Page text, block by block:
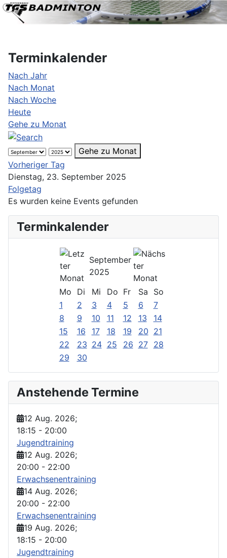
Terminkalender
Nach Jahr
Nach Monat
Nach Woche
Heute
Gehe zu Monat
Gehe zu Monat
Vorheriger Tag
Dienstag, 23. September 2025
Folgetag
Es wurden keine Events gefunden
Terminkalender
September
2025
Mo
Di Mi Do Fr Sa
So
1
2 3 4 5 6
7
8
9 10 11 12 13
14
15
16 17 18 19 20 21
22
23 24 25 26 27
28
29
30
Anstehende Termine
12 Aug. 2026;
18:15 - 20:00
Jugendtraining
12 Aug. 2026;
20:00 - 22:00
Erwachsenentraining
14 Aug. 2026;
20:00 - 22:00
Erwachsenentraining
19 Aug. 2026;
18:15 - 20:00
Jugendtraining